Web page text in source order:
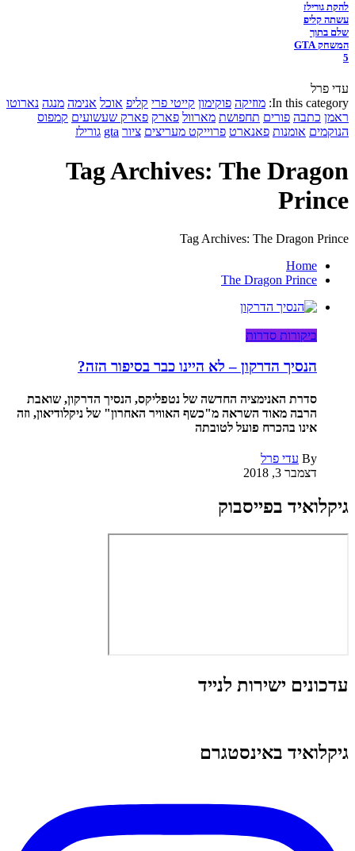
להקת גורילז
עשתה קליפ
שלם בתוך
המשחק GTA
5
עדי פרל
In this category: מוזיקה פוקימון קייטי פרי קליפ אוכל אנימה מנגה נארוטו
ראמן כתבה פורים תחפושת מארוול פארק פארק שעשועים קמפוס
הנוקמים אומנות פאנארט פרוייקט מעריצים ציור gta גורילז
Tag Archives: The Dragon
Prince
Tag Archives: The Dragon Prince
Home
The Dragon Prince
ביקורות סדרות
הנסיך הדרקון – לא היינו כבר בסיפור הזה?
סדרת האנימציה החדשה של נטפליקס, הנסיך הדרקון, שואבת
הרבה מאוד השראה מ"כשף האוויר האחרון" של ניקלודיאון, וזה
אינו בהכרח פועל לטובתה
By עדי פרל
דצמבר 3, 2018
גיקלואיד בפייסבוק
עדכונים ישירות לנייד
גיקלואיד באינסטגרם